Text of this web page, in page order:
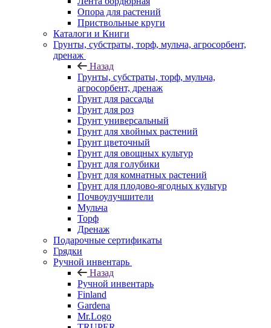
Опора для растений
Приствольные круги
Каталоги и Книги
Грунты, субстраты, торф, мульча, агросорбент,
дренаж
Назад
Грунты, субстраты, торф, мульча,
агросорбент, дренаж
Грунт для рассады
Грунт для роз
Грунт универсальный
Грунт для хвойных растений
Грунт цветочный
Грунт для овощных культур
Грунт для голубики
Грунт для комнатных растений
Грунт для плодово-ягодных культур
Почвоулучшители
Мульча
Торф
Дренаж
Подарочные сертификаты
Грядки
Ручной инвентарь
Назад
Ручной инвентарь
Finland
Gardena
Mr.Logo